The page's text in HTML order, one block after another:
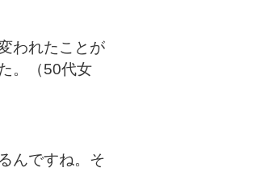
われたことが
。（50代女
んですね。そ